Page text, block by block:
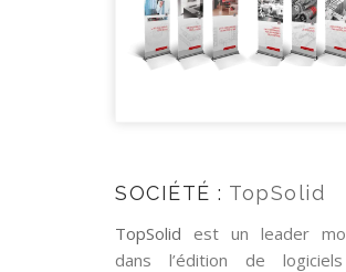
SOCIÉTÉ : TopSolid
TopSolid est un leader
dans l’édition de